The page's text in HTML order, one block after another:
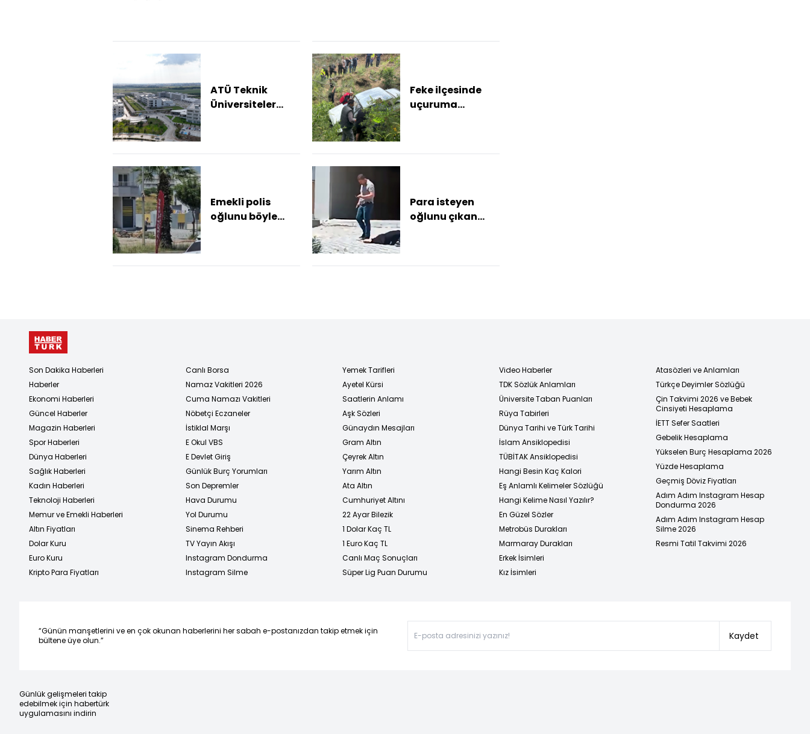
ATÜ Teknik
Üniversiteler
Feke ilçesinde
uçuruma
Emekli polis
oğlunu böyle
Para isteyen
oğlunu çıkan
Son Dakika Haberleri
Haberler
Ekonomi Haberleri
Güncel Haberler
Magazin Haberleri
Spor Haberleri
Dünya Haberleri
Sağlık Haberleri
Kadın Haberleri
Teknoloji Haberleri
Memur ve Emekli Haberleri
Altın Fiyatları
Dolar Kuru
Euro Kuru
Kripto Para Fiyatları
Canlı Borsa
Namaz Vakitleri 2026
Cuma Namazı Vakitleri
Nöbetçi Eczaneler
İstiklal Marşı
E Okul VBS
E Devlet Giriş
Günlük Burç Yorumları
Son Depremler
Hava Durumu
Yol Durumu
Sinema Rehberi
TV Yayın Akışı
Instagram Dondurma
Instagram Silme
Yemek Tarifleri
Ayetel Kürsi
Saatlerin Anlamı
Aşk Sözleri
Günaydın Mesajları
Gram Altın
Çeyrek Altın
Yarım Altın
Ata Altın
Cumhuriyet Altını
22 Ayar Bilezik
1 Dolar Kaç TL
1 Euro Kaç TL
Canlı Maç Sonuçları
Süper Lig Puan Durumu
Video Haberler
TDK Sözlük Anlamları
Üniversite Taban Puanları
Rüya Tabirleri
Dünya Tarihi ve Türk Tarihi
İslam Ansiklopedisi
TÜBİTAK Ansiklopedisi
Hangi Besin Kaç Kalori
Eş Anlamlı Kelimeler Sözlüğü
Hangi Kelime Nasıl Yazılır?
En Güzel Sözler
Metrobüs Durakları
Marmaray Durakları
Erkek İsimleri
Kız İsimleri
Atasözleri ve Anlamları
Türkçe Deyimler Sözlüğü
Çin Takvimi 2026 ve Bebek
Cinsiyeti Hesaplama
İETT Sefer Saatleri
Gebelik Hesaplama
Yükselen Burç Hesaplama 2026
Yüzde Hesaplama
Geçmiş Döviz Fiyatları
Adım Adım Instagram Hesap
Dondurma 2026
Adım Adım Instagram Hesap
Silme 2026
Resmi Tatil Takvimi 2026
“Günün manşetlerini ve en çok okunan haberlerini her sabah e-postanızdan takip etmek için
bültene üye olun.”
Kaydet
Günlük gelişmeleri takip
edebilmek için habertürk
uygulamasını indirin